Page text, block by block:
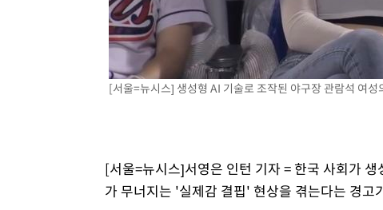
외국인 심판 성 접대 7경기 들여다보니…한국 축구 '5승 2무'
[속보]코스닥, 2.86포인트(0.36%) 내린 798.81마감
[속보]코스피, 6200선 약보합…0.60% 내린 6258.77에 마쳐
[속보]원·달러 환율, 7.7원 내린 1416.1원 마감
11시간 압수수색에 성접대 파문까지…'쑥대밭' 된 축구협회
[속보]규제합리화위원회 부위원장에 김태유 서울대 공대 교수…
[서울=뉴시스] 생성형 AI 기술로 조작된 야구장 관람석 여
[서울=뉴시스]서영은 인턴 기자 = 한국 사회가
가 무너지는 '실제감 결핍' 현상을 겪는다는 경고